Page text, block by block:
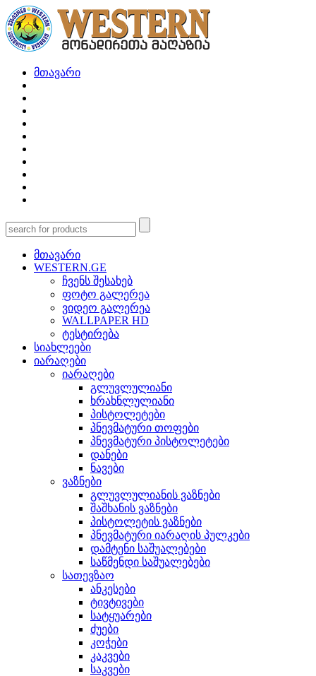
მთავარი
მთავარი
WESTERN.GE
ჩვენს შესახებ
ფოტო გალერეა
ვიდეო გალერეა
WALLPAPER HD
ტესტირება
სიახლეები
იარაღები
იარაღები
გლუვლულიანი
ხრახნლულიანი
პისტოლეტები
პნევმატური თოფები
პნევმატური პისტოლეტები
დანები
ნავები
ვაზნები
გლუვლულიანის ვაზნები
შაშხანის ვაზნები
პისტოლეტის ვაზნები
პნევმატური იარაღის პულკები
დამტენი საშუალებები
საწმენდი საშუალებები
სათევზაო
ანკესები
ტივტივები
სატყუარები
ძუები
კოჭები
კაკვები
საკვები